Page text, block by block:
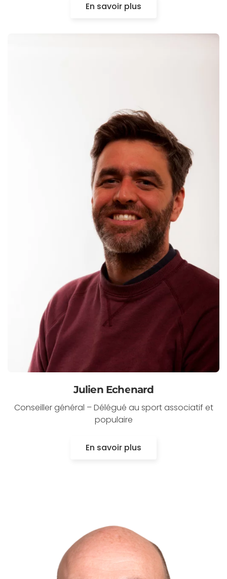
En savoir plus
Julien Echenard
Conseiller général – Délégué au sport associatif et
populaire
En savoir plus